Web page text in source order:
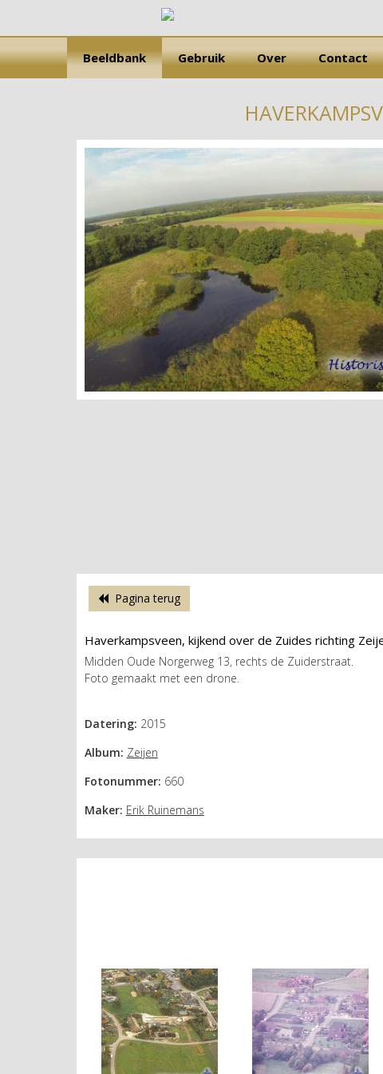
Beeldbank Gebruik Over Contact
Pagina terug
Haverkampsveen, kijkend over de Zuides richting
Midden Oude Norgerweg 13, rechts de Zuiderstraat.
Foto gemaakt met een drone.
Datering: 2015
Album: Zeijen
Fotonummer: 660
Maker: Erik Ruinemans